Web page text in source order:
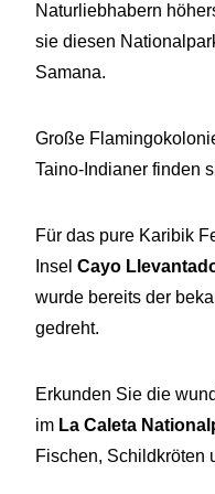
Naturliebhabern
sie diesen
Samana.
Große
Taino-Indianer finden
Für das pure Karibik
InselCayo
wurde bereits der
gedreht.
Erkunden Sie die
im La Caleta
Fischen, Schildkröten